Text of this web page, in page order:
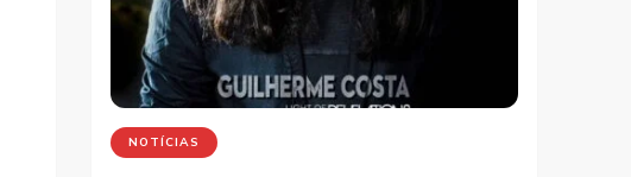
NOTÍCIAS